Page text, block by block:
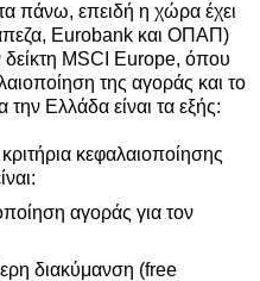
πάνω, επειδή η χώρα έχει
Eurobank και ΟΠΑΠ)
δείκτη MSCI Europe, όπου
της αγοράς και το
την Ελλάδα είναι τα εξής:
κεφαλαιοποίησης
αγοράς για τον
διακύμανση (free